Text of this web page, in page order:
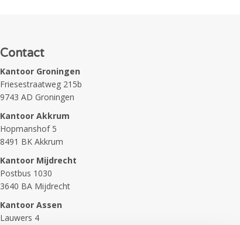
Contact
Kantoor Groningen
Friesestraatweg 215b
9743 AD Groningen
Kantoor Akkrum
Hopmanshof 5
8491 BK Akkrum
Kantoor Mijdrecht
Postbus 1030
3640 BA Mijdrecht
Kantoor Assen
Lauwers 4